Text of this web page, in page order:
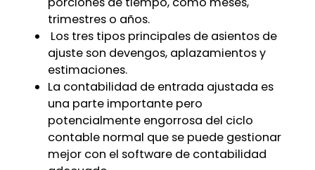
trimestres o años.
Los tres tipos principales de asientos de
ajuste son devengos, aplazamientos y
estimaciones.
La contabilidad de entrada ajustada es
una parte importante pero
potencialmente engorrosa del ciclo
contable normal que se puede gestionar
mejor con el software de contabilidad